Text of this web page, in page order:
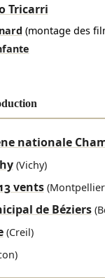
Tricarri
(montage des
nationale
(Vichy)
vents
de Béziers
(Creil)